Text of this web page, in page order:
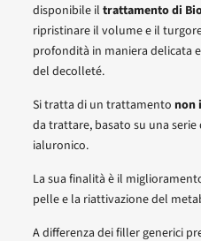
disponibile il trattamento di
ripristinare il volume e il
profondità in maniera delicata
del decolleté.
Si tratta di un trattamento non
da trattare, basato su una
ialuronico.
La sua finalità è il
pelle e la riattivazione del
A differenza dei filler generici